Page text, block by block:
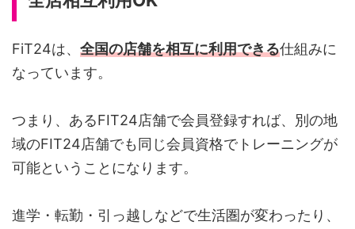
FiT24は、 全国の店舗を相互に利用できる仕組みに
なっています。
つまり、あるFIT24店舗で会員登録すれば、別の地
域のFIT24店舗でも同じ会員資格でトレーニングが
可能ということになります。
進学・転勤・引っ越しなどで生活圏が変わったり、